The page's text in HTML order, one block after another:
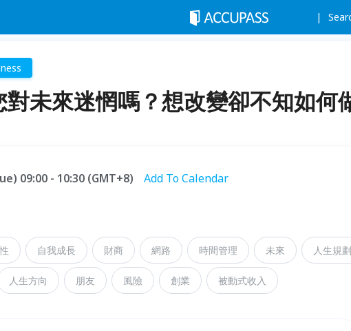
未來迷惘嗎？想改變卻不知如何
09:00 - 10:30 (GMT+8)
Add To Calendar
自我成長 財商 網路 時間管理 未來 人生規劃
人生方向 朋友 風險 創業 被動式收入